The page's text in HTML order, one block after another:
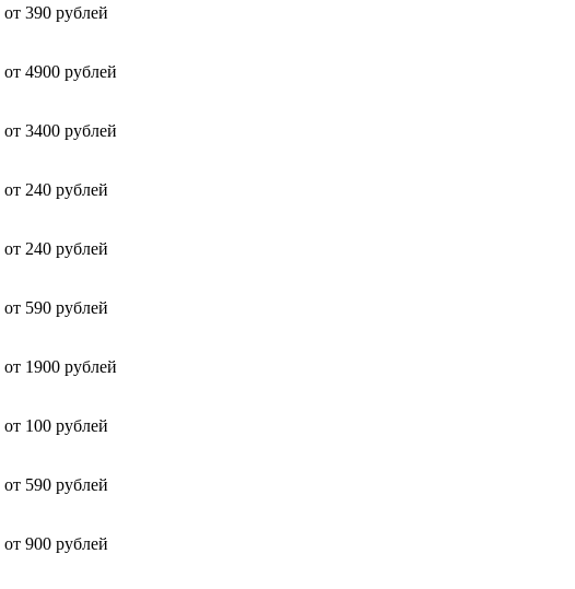
от 390 рублей
от 4900 рублей
от 3400 рублей
от 240 рублей
от 240 рублей
от 590 рублей
от 1900 рублей
от 100 рублей
от 590 рублей
от 900 рублей